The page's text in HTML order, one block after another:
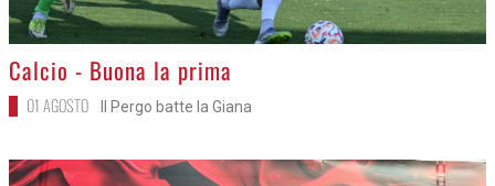
>
Calcio - Buona la prima
01 AGOSTO Il Pergo batte la Giana